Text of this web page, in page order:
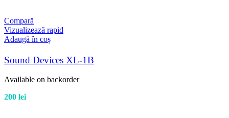
Compară
Vizualizează rapid
Adaugă în coș
Sound Devices XL-1B
Available on backorder
200 lei